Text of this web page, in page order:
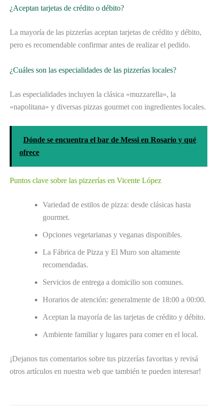
¿Aceptan tarjetas de crédito o débito?
La mayoría de las pizzerías aceptan tarjetas de crédito y débito,
pero es recomendable confirmar antes de realizar el pedido.
¿Cuáles son las especialidades de las pizzerías locales?
Las especialidades incluyen la clásica «muzzarella», la
«napolitana» y diversas pizzas gourmet con ingredientes locales.
Dónde se encuentra el bar de Messi en Rosario y qué
ofrece
Puntos clave sobre las pizzerías en Vicente López
Variedad de estilos de pizza: desde clásicas hasta
gourmet.
Opciones vegetarianas y veganas disponibles.
La Fábrica de Pizza y El Muro son altamente
recomendadas.
Servicios de entrega a domicilio son comunes.
Horarios de atención: generalmente de 18:00 a 00:00.
Aceptan la mayoría de las tarjetas de crédito y débito.
Ambiente familiar y lugares para comer en el local.
¡Dejanos tus comentarios sobre tus pizzerías favoritas y revisá
otros artículos en nuestra web que también te pueden interesar!